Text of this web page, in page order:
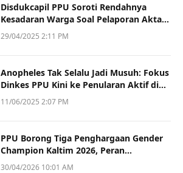
Disdukcapil PPU Soroti Rendahnya
Kesadaran Warga Soal Pelaporan Akta
Kematian
29/04/2025 2:11 PM
Anopheles Tak Selalu Jadi Musuh: Fokus
Dinkes PPU Kini ke Penularan Aktif di
Sotek
11/06/2025 2:07 PM
PPU Borong Tiga Penghargaan Gender
Champion Kaltim 2026, Peran
Perempuan Jadi Sorotan
30/04/2026 10:01 AM